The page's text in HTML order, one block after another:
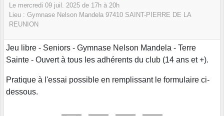
Le mercredi 09 juil. 2025 de 17h à 20h
Lieu : Gymnase Nelson Mandela 97410 SAINT-PIERRE DE LA
REUNION
Jeu libre - Seniors - Gymnase Nelson Mandela - Terre
Sainte - Ouvert à tous les adhérents du club (14 ans et +).
Pratique à l'essai possible en remplissant le formulaire ci-
dessous.